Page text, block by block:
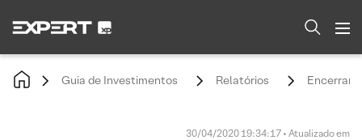
Guia de Investimentos Relatórios
30/04/2020 19:34:17 • Atualizado em